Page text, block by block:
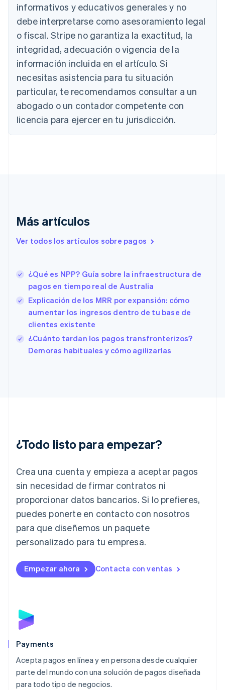
informativos y educativos generales y no
debe interpretarse como asesoramiento legal
o fiscal. Stripe no garantiza la exactitud, la
integridad, adecuación o vigencia de la
información incluida en el artículo. Si
necesitas asistencia para tu situación
particular, te recomendamos consultar a un
abogado o un contador competente con
licencia para ejercer en tu jurisdicción.
Más artículos
Ver todos los artículos sobre pagos
¿Qué es NPP? Guía sobre la infraestructura de
pagos en tiempo real de Australia
Explicación de los MRR por expansión: cómo
aumentar los ingresos dentro de tu base de
clientes existente
¿Cuánto tardan los pagos transfronterizos?
Demoras habituales y cómo agilizarlas
¿Todo listo para empezar?
Crea una cuenta y empieza a aceptar pagos
sin necesidad de firmar contratos ni
proporcionar datos bancarios. Si lo prefieres,
puedes ponerte en contacto con nosotros
para que diseñemos un paquete
personalizado para tu empresa.
Empezar ahora Contacta con ventas
Payments
Acepta pagos en línea y en persona desde cualquier
parte del mundo con una solución de pagos diseñada
para todo tipo de negocios.
English
Austria
DeutschEnglish
Bélgica
Nederlands FrançaisDeutschEnglish
Brasil
Bulgaria
English
Canadá
EnglishFrançais
China continental
Eslovaquia
Eslovenia
EspañolEnglish
Estados Unidos
English Español 简体中文
Estonia
English
Finlandia
EnglishSvenska
Francia
Irlanda
Italia
English
Japón
日本語English
Letonia
Liechtenstein
DeutschEnglish
English
Luxemburgo
Malta
English
Español
English
Nueva Zelandia
English